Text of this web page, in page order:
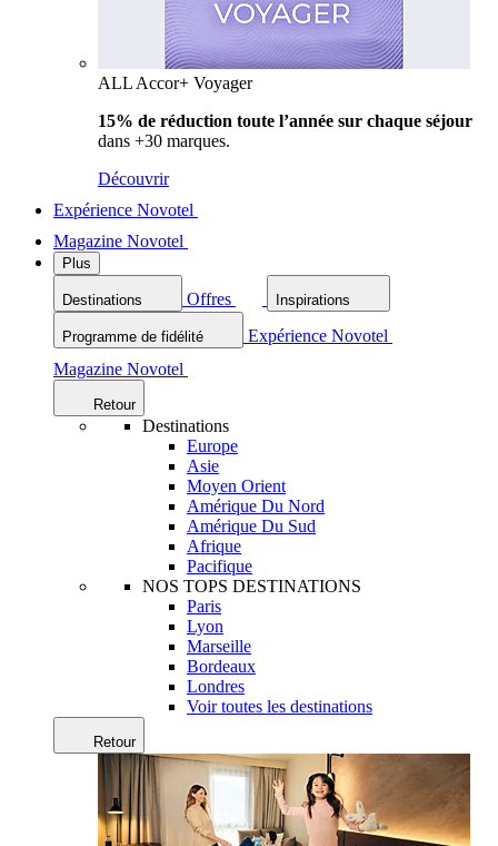
ALL Accor+ Voyager
15% de réduction toute l’année sur chaque séjour
dans +30 marques.
Découvrir
Expérience Novotel
Magazine Novotel
Plus
Destinations Offres Inspirations
Programme de fidélité
Expérience Novotel
Magazine Novotel
Retour
Destinations
Europe
Asie
Moyen Orient
Amérique Du Nord
Amérique Du Sud
Afrique
Pacifique
NOS TOPS DESTINATIONS
Paris
Lyon
Marseille
Bordeaux
Londres
Voir toutes les destinations
Retour